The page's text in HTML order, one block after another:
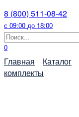
8 (800) 511-08-42
с 09:00 до 18:00
Search
for:
0
Главная Каталог
комплекты